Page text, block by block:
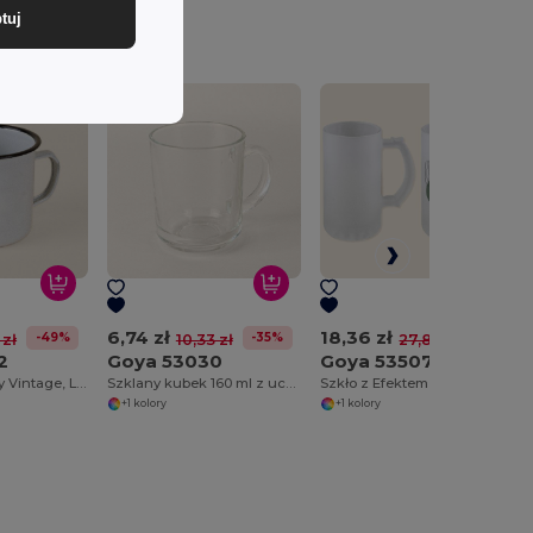
-49% 6,74 zł 10,33 zł -35%
Goya 53030
+1 kolory
18,36 zł 27,80 zł
Goya 53507
+1 kolory